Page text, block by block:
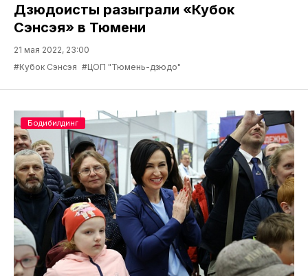
Дзюдоисты разыграли «Кубок
Сэнсэя» в Тюмени
21 мая 2022, 23:00
#Кубок Сэнсэя #ЦОП "Тюмень-дзюдо"
Бодибилдинг